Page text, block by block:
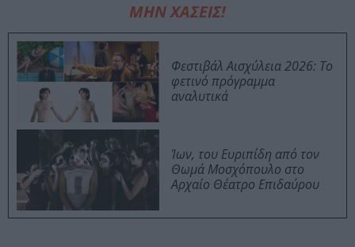
ΜΗΝ ΧΑΣΕΙΣ!
Φεστιβάλ Αισχύλεια 2026: Το
φετινό πρόγραμμα
αναλυτικά
Ίων, του Ευριπίδη από τον
Θωμά Μοσχόπουλο στο
Αρχαίο Θέατρο Επιδαύρου